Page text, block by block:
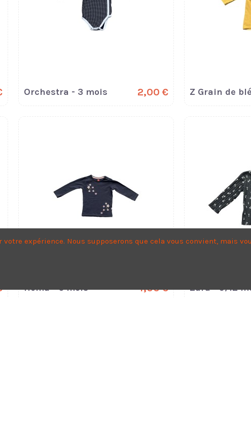
Orchestra - 3 mois 2,00 € Z Grain de
Hema - 6 mois 4,00 € Zara - 9/12
expérience. Nous supposerons que cela vous convient, mais